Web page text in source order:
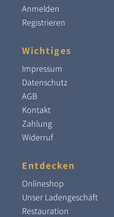
Anmelden
Registrieren
Wichtiges
Impressum
Datenschutz
AGB
Kontakt
Zahlung
Widerruf
Entdecken
Onlineshop
Unser Ladengeschäft
Restauration